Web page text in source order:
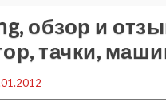
обзор и
тачки,